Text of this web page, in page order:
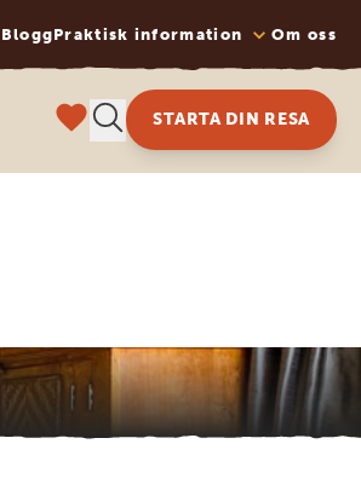
BloggPraktisk information Om oss
STARTA DIN RESA